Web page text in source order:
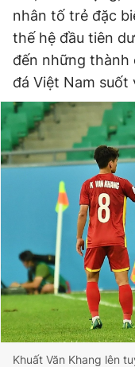
Theo dõi báo trên
Hotline
0906 645 777
Quảng cáo
Tổng biên tập:
Phó tổng biên tập
Phó tổng biên tập:
Phó tổng biên tập:
Tổng thư ký tòa soạn:
Giấy phép xuất bản số
© 2003-2026 Bản
chép dưới mọi hình
bản. Phát triển bởi
nhân tố trẻ đặc
thế hệ đầu tiên
đến những thành
đá Việt Nam suốt
Khuất Văn Khang lên